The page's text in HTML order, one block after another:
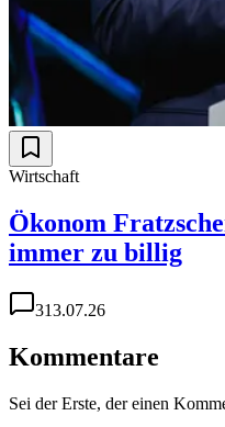
Wirtschaft
Ökonom
immer zu billig
313.07.26
Kommentare
Sei der Erste, der einen